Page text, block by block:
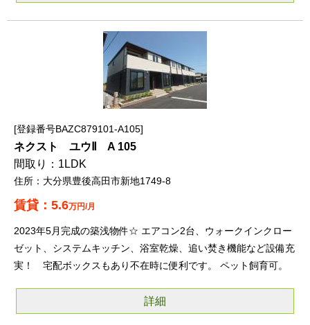
登録番号BAZC879101-A105
ネクスト ユウⅡ A 105
1LDK
大分県豊後高田市新地1749-8
5.6万円/月
2023年5月完成の築浅物件☆ エアコン2台、ウォークインクロー
ゼット、システムキッチン、浴室乾燥、追い焚き機能など設備充
実！ 宅配ボックスもあり不在時に便利です。 ペット飼育可。
詳細